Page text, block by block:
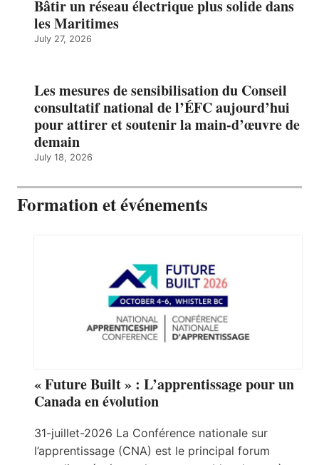
Bâtir un réseau électrique plus solide dans
les Maritimes
July 27, 2026
Les mesures de sensibilisation du Conseil
consultatif national de l’ÉFC aujourd’hui
pour attirer et soutenir la main-d’œuvre de
demain
July 18, 2026
Formation et événements
« Future Built » : L’apprentissage pour un
Canada en évolution
31-juillet-2026 La Conférence nationale sur
l’apprentissage (CNA) est le principal forum